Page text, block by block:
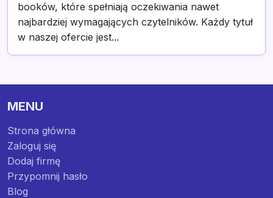
booków, które spełniają oczekiwania nawet
najbardziej wymagających czytelników. Każdy tytuł
w naszej ofercie jest...
MENU
Strona główna
Zaloguj się
Dodaj firmę
Przypomnij hasło
Blog